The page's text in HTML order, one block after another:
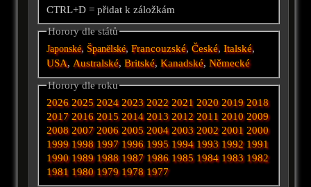
CTRL+D = přidat k záložkám
Horory dle států
Japonské, Španělské,Francouzské,České,Italské,
USA,Australské,Britské,Kanadské,Německé
Horory dle roku
2026 2025 2024 2023 2022 2021 2020 2019 2018
2017 2016 2015 2014 2013 2012 2011 2010 2009
2008 2007 2006 2005 2004 2003 2002 2001 2000
1999 1998 1997 1996 1995 1994 1993 1992 1991
1990 1989 1988 1987 1986 1985 1984 1983 1982
1981 1980 1979 1978 1977